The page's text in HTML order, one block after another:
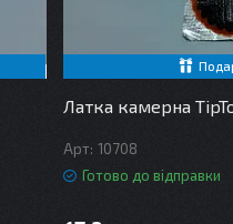
Латка камерна
10708
Готово до відправки